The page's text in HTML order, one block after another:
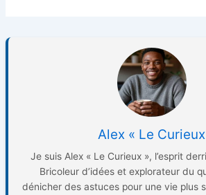
Alex « Le
Je suis Alex « Le Curieux », l’esprit
Bricoleur d’idées et explorateur du
dénicher des astuces pour une vie plus